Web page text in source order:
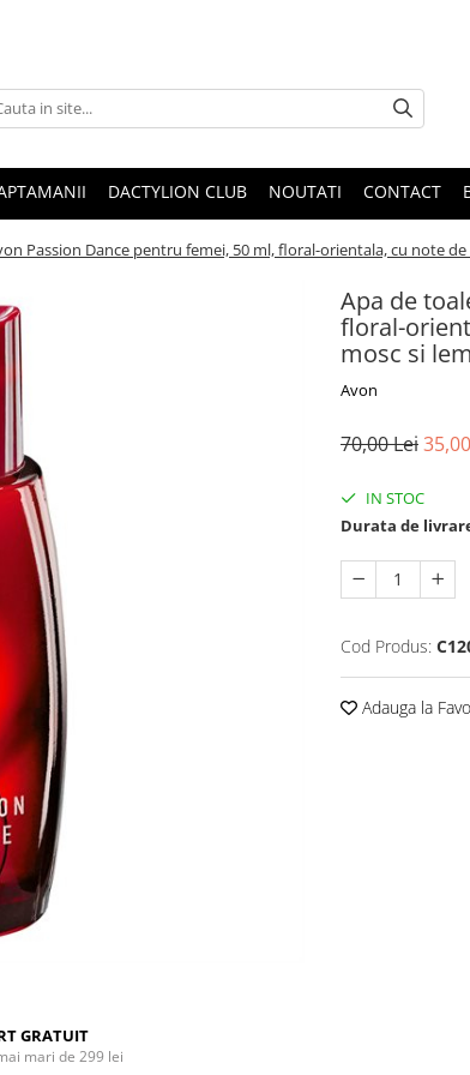
DACTYLION CLUB NOUTATI CONTACT
Passion Dance pentru femei, 50 ml, floral-orientala, cu note
Apa de
floral-
mosc si
Avon
70,00 Lei
IN STOC
Durata de
Cod Produs:
Adauga la
GRATUIT
mari de 299 lei